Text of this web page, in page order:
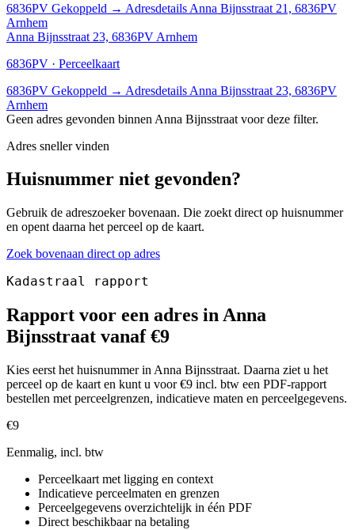
6836PV Gekoppeld → Adresdetails Anna Bijnsstraat 21, 6836PV
Arnhem
Anna Bijnsstraat 23, 6836PV Arnhem
6836PV · Perceelkaart
6836PV Gekoppeld → Adresdetails Anna Bijnsstraat 23, 6836PV
Arnhem
Geen adres gevonden binnen Anna Bijnsstraat voor deze filter.
Adres sneller vinden
Huisnummer niet gevonden?
Gebruik de adreszoeker bovenaan. Die zoekt direct op huisnummer
en opent daarna het perceel op de kaart.
Zoek bovenaan direct op adres
Kadastraal rapport
Rapport voor een adres in Anna
Bijnsstraat vanaf €9
Kies eerst het huisnummer in Anna Bijnsstraat. Daarna ziet u het
perceel op de kaart en kunt u voor €9 incl. btw een PDF-rapport
bestellen met perceelgrenzen, indicatieve maten en perceelgegevens.
€9
Eenmalig, incl. btw
Perceelkaart met ligging en context
Indicatieve perceelmaten en grenzen
Perceelgegevens overzichtelijk in één PDF
Direct beschikbaar na betaling